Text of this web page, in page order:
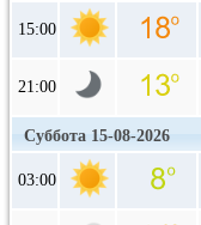
15:00
21:00
Суббота 15-08-2026
03:00